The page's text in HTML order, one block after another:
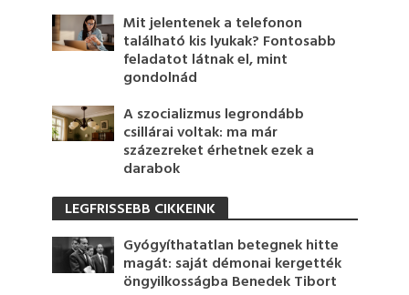
Mit jelentenek a telefonon
található kis lyukak? Fontosabb
feladatot látnak el, mint
gondolnád
A szocializmus legrondább
csillárai voltak: ma már
százezreket érhetnek ezek a
darabok
LEGFRISSEBB CIKKEINK
Gyógyíthatatlan betegnek hitte
magát: saját démonai kergették
öngyilkosságba Benedek Tibort